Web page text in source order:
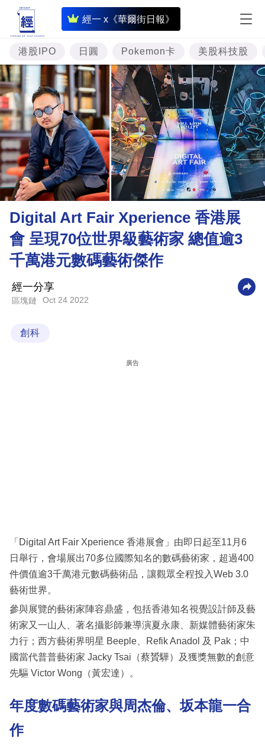
經一 x《華爾街日報》
即
時
財
經
專
題
投
資
樓
市
理
財
商
業
技
港股IPO 日圓 Pokemon卡 美股科技股
Digital Art Fair Xperience 香港展
會 呈現70位世界級藝術家 總值逾3
千萬港元數碼藝術傑作
經一分享
區塊鏈 Oct 24 2022
創科
廣告
「Digital Art Fair Xperience 香港展會」由即日起至11月6
日舉行，會場展出70多位國際知名的數碼藝術家，超過400
件價值逾3千萬港元數碼藝術品，讓觀眾全程投入Web 3.0
藝術世界。
參與展覽的藝術家陣容鼎盛，包括香港知名視覺設計師及藝
術家又⼀⼭⼈、著名攝影師兼導演夏永康、新媒體藝術家朱
⼒⾏；⻄⽅藝術界明星 Beeple、Refik Anadol 及 Pak；中
國當代普普藝術家 Jacky Tsai（蔡贇驊）及獲獎無數的創意
先驅 Victor Wong（⿈宏達）。
年度數碼藝術家與周杰倫、坂本⿓⼀合
作